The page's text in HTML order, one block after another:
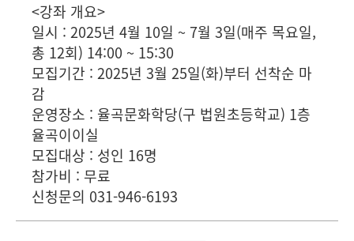
<강좌 개요>
일시 : 2025년 4월 10일 ~ 7월 3일(매주 목요일,
총 12회) 14:00 ~ 15:30
모집기간 : 2025년 3월 25일(화)부터 선착순 마
감
운영장소 : 율곡문화학당(구 법원초등학교) 1층
율곡이이실
모집대상 : 성인 16명
참가비 : 무료
신청문의 031-946-6193